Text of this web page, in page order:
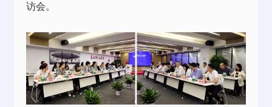
访会。